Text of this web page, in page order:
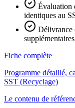
Évaluation
identiques au
Délivrance
supplémentaires
Fiche complète
Programme détaillé,
SST (Recyclage)
Le contenu de